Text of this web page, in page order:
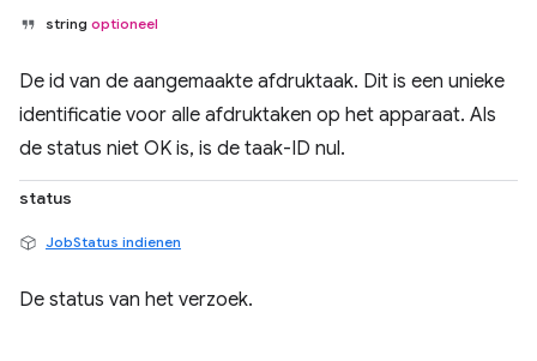
string optioneel
De id van de aangemaakte afdruktaak. Dit is een unieke
identificatie voor alle afdruktaken op het apparaat. Als
de status niet OK is, is de taak-ID nul.
status
JobStatus indienen
De status van het verzoek.